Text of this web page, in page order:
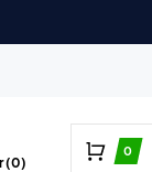
(0)
0